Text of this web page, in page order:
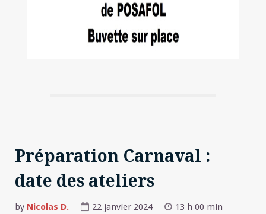
Préparation Carnaval :
date des ateliers
by Nicolas D. 22 janvier 2024
13 h 00 min